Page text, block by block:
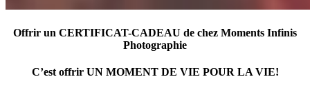
Offrir un CERTIFICAT-CADEAU de chez Moments Infinis
Photographie
C’est offrir UN MOMENT DE VIE POUR LA VIE!